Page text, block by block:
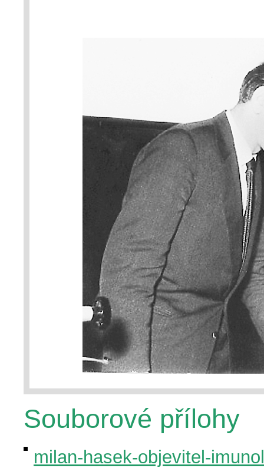
Souborové přílohy
milan-hasek-objevitel-